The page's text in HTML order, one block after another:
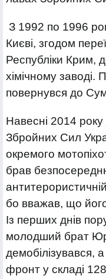
З 1992 по 1996
Києві, згодом
Республіки Крим,
хімічному заводі.
повернувся до
Навесні 2014
Збройних Сил
окремого
брав
бо вважав, що
Із перших днів
молодший брат
демобілізувався,
фронт у складі